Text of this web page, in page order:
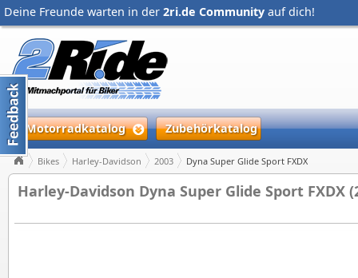
Deine Freunde warten in der 2ri.de Community auf dich!
Motorradkatalog Zubehörkatalog
Bikes Harley-Davidson 2003 Dyna Super Glide Sport FXDX
Harley-Davidson Dyna Super Glide Sport FXDX